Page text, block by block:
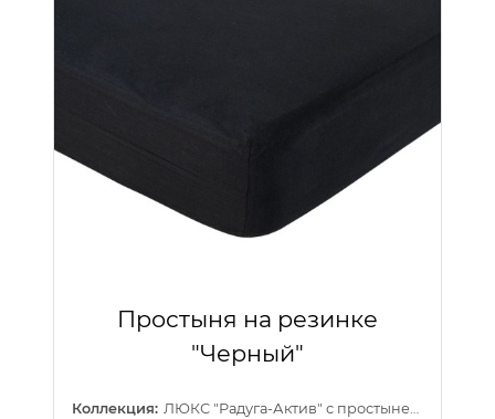
Простыня на резинке
"Черный"
Коллекция:
ЛЮКС "Радуга-Актив" с простыней на резинке